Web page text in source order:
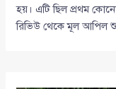
হয়। এটি ছিল প্রথম
রিভিউ থেকে মূল আপিল